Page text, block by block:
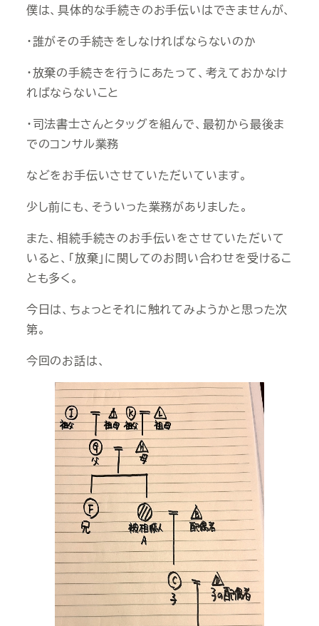
僕は、具体的な手続きのお手伝いはできませんが、
・誰がその手続きをしなければならないのか
・放棄の手続きを行うにあたって、考えておかなけ
ればならないこと
・司法書士さんとタッグを組んで、最初から最後ま
でのコンサル業務
などをお手伝いさせていただいています。
少し前にも、そういった業務がありました。
また、相続手続きのお手伝いをさせていただいて
いると、「放棄」に関してのお問い合わせを受けるこ
とも多く。
今日は、ちょっとそれに触れてみようかと思った次
第。
今回のお話は、